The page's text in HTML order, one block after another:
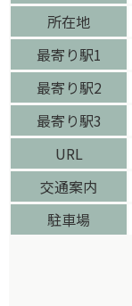
所在地
最寄り駅1
最寄り駅2
最寄り駅3
URL
交通案内
駐車場